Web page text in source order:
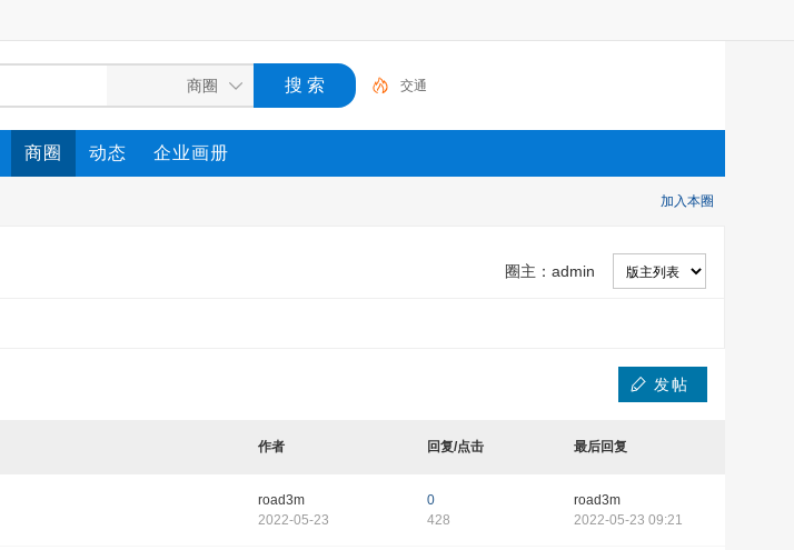
交通
商圈 动态 企业画册
加入本圈
圈主： admin
发帖
作者 回复/点击 最后回复
road3m
2022-05-23
0
428
road3m
2022-05-23 09:21